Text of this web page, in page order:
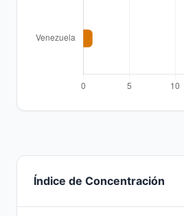
Índice de Concentración